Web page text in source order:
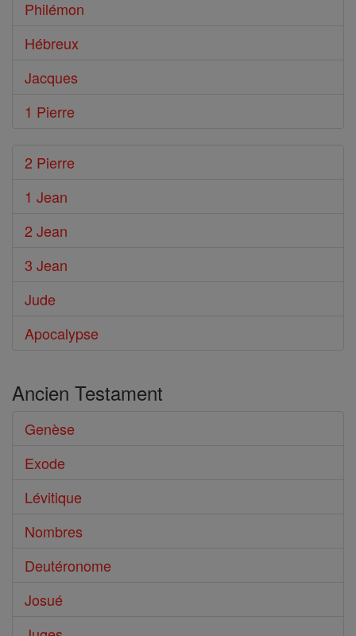
Philémon
Hébreux
Jacques
1 Pierre
2 Pierre
1 Jean
2 Jean
3 Jean
Jude
Apocalypse
Ancien Testament
Genèse
Exode
Lévitique
Nombres
Deutéronome
Josué